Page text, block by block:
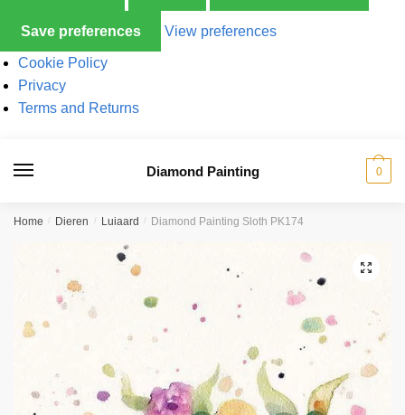
Save preferences View preferences
Cookie Policy
Privacy
Terms and Returns
Diamond Painting 0
Home / Dieren / Luiaard / Diamond Painting Sloth PK174
🔍